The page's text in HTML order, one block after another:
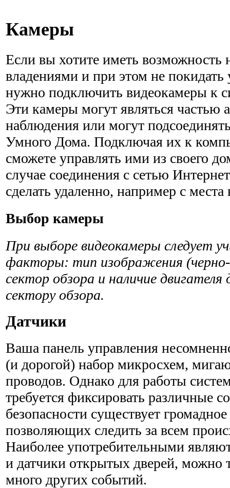
Камеры
Если вы хотите иметь возможность
владениями и при этом не покидать
нужно подключить видеокамеры к
Эти камеры могут являться частью
наблюде­ния или могут
Умного Дома. Подключая их к
сможете управлять ими из своего
случае соединения с сетью
сделать удаленно, например с
Выбор камеры
При выборе видеокамеры следует
факторы: тип изображения (черно-
сектор обзора и наличие двигателя
сектору обзора.
Датчики
Ваша панель управления
(и дорогой) набор микросхем,
проводов. Однако для работы
требуется фиксировать различные
безопасности существует
позволяющих следить за всем
Наиболее употребительными
и датчики открытых дверей, можно
много других событий.